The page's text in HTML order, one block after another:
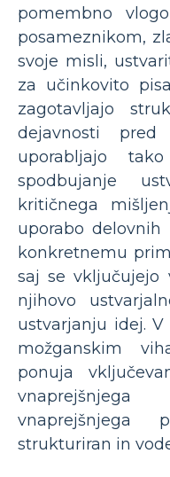
pomembno
posameznikom,
svoje misli,
za učinkovito
zagotavljajo
dejavnosti
uporabljajo
spodbujanje
kritičnega
uporabo
konkretnemu
saj se vključujejo
njihovo
ustvarjanju idej.
možganskim
ponuja
vnaprejšnjega
strukturiran in